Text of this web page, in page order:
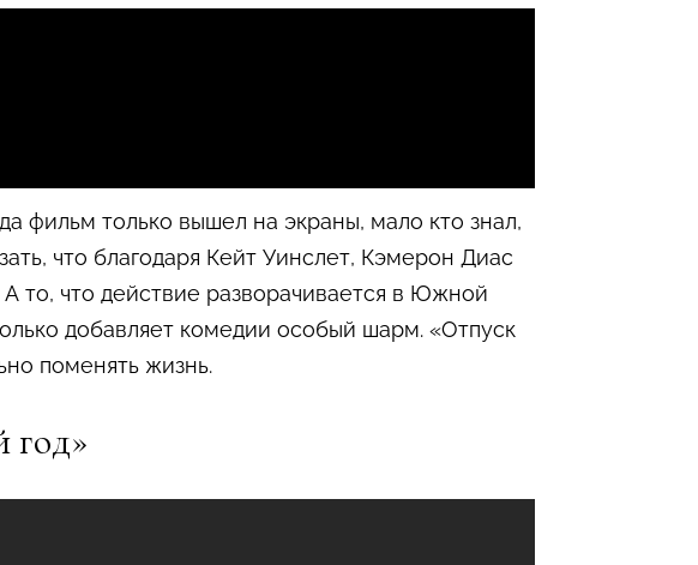
фильм только вышел на экраны, мало кто знал,
что благодаря Кейт Уинслет, Кэмерон Диас
то, что действие разворачивается в Южной
добавляет комедии особый шарм. «Отпуск
поменять жизнь.